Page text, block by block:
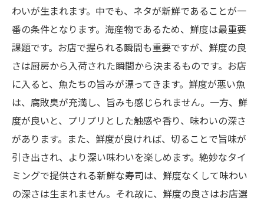
わいが生まれます。中でも、ネタが新鮮であることが一
番の条件となります。海産物であるため、鮮度は最重要
課題です。お店で握られる瞬間も重要ですが、鮮度の良
さは厨房から入荷された瞬間から決まるものです。お店
に入ると、魚たちの旨みが漂ってきます。鮮度が悪い魚
は、腐敗臭が充満し、旨みも感じられません。一方、鮮
度が良いと、プリプリとした触感や香り、味わいの深さ
があります。また、鮮度が良ければ、切ることで旨味が
引き出され、より深い味わいを楽しめます。絶妙なタイ
ミングで提供される新鮮な寿司は、鮮度なくして味わい
の深さは生まれません。それ故に、鮮度の良さはお店選